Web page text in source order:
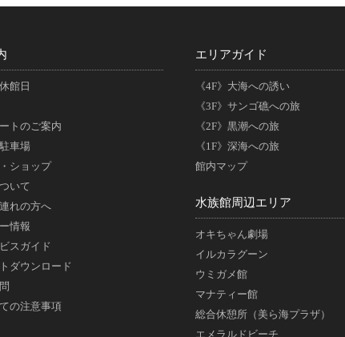
館日
トのご案内
車場
ショップ
いて
れの方へ
情報
スガイド
ダウンロード
の注意事項
エリアガイド
《4F》大海への誘い
《3F》サンゴ礁への旅
《2F》黒潮への旅
《1F》深海への旅
館内マップ
水族館周辺エリア
オキちゃん劇場
イルカラグーン
ウミガメ館
マナティー館
総合休憩所（美ら海プラザ）
エメラルドビーチ